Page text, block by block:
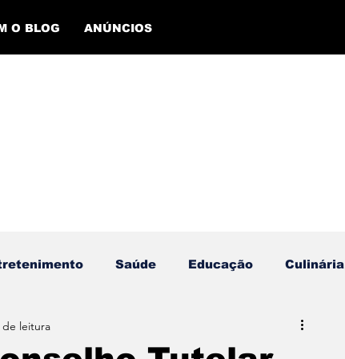
O BLOG ANÚNCIOS
Saúde Educação Culinária
Plantão de Polícia
de leitura